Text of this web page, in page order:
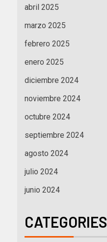
abril 2025
marzo 2025
febrero 2025
enero 2025
diciembre 2024
noviembre 2024
octubre 2024
septiembre 2024
agosto 2024
julio 2024
junio 2024
CATEGORIES